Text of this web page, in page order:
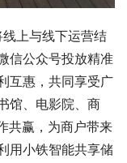
上与线下运营结
信公众号投放精准
互惠，共同享受广
馆、电影院、商
共赢，为商户带来
用小铁智能共享储